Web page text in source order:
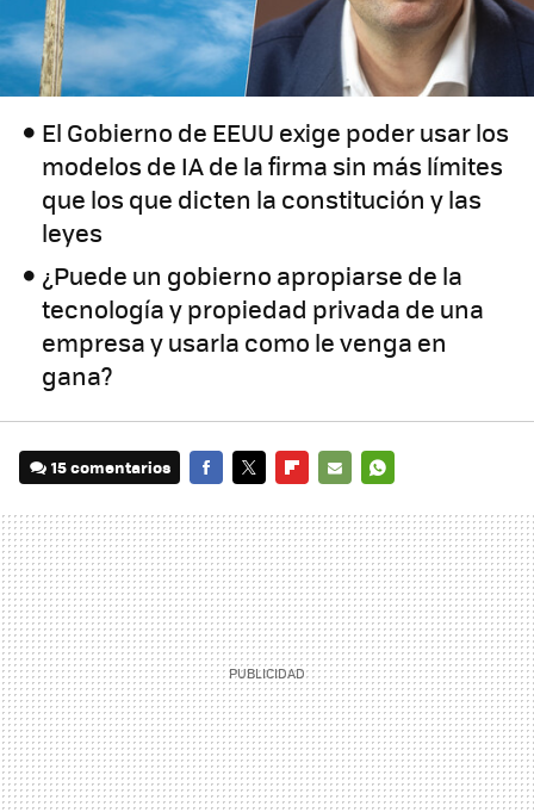
El Gobierno de EEUU exige poder usar los
modelos de IA de la firma sin más límites
que los que dicten la constitución y las
leyes
¿Puede un gobierno apropiarse de la
tecnología y propiedad privada de una
empresa y usarla como le venga en
gana?
15 comentarios
MAIL